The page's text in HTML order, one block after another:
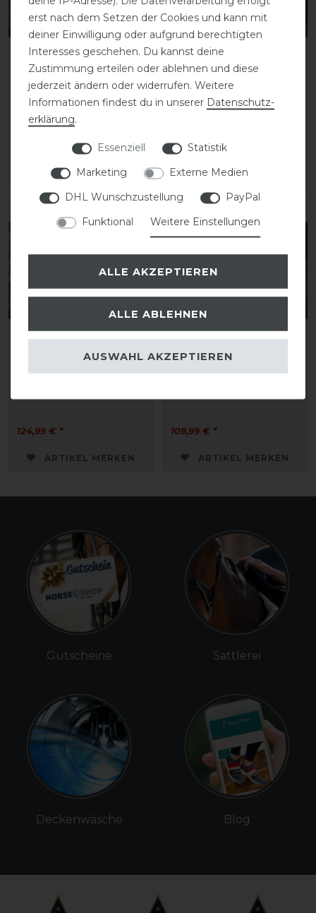
Dyon D-Collection Voll-
Leder Schlaufzügel
13mm
ARTIKEL MERKEN
Schlaufzügel 16mm
109,99 € *
ARTIKEL MERKEN
Dyon D-Collection Voll-
Leder Schlaufzügel
124,99 € *
ARTIKEL MERKEN
Dyon New English
Collection Schlaufzügel
109,99 € *
ARTIKEL MERKEN
Gutscheine
Deckenwäsche
Sattlerei
Blog
erst nach dem Setzen der Cookies und kann mit
deiner Einwilligung oder aufgrund berechtigten
Interesses geschehen. Du kannst deine
Zustimmung erteilen oder ablehnen und diese
jederzeit ändern oder widerrufen. Weitere
Informationen findest du in unserer Daten­schutz­
erklärung.
Essenziell
Statistik
Marketing
Externe Medien
DHL Wunschzustellung
PayPal
Funktional
Weitere Einstellungen
ALLE AKZEPTIEREN
ALLE ABLEHNEN
AUSWAHL AKZEPTIEREN